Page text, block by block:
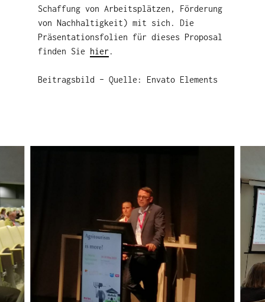
Schaffung von Arbeitsplätzen, Förderung
von Nachhaltigkeit) mit sich. Die
Präsentationsfolien für dieses Proposal
finden Sie hier .
Beitragsbild – Quelle: Envato Elements